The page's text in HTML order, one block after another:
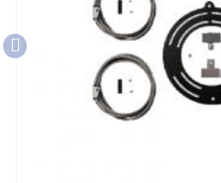
Kluizen
Poortonderdelen